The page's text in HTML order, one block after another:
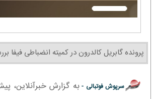
پرونده گابریل کالدرون در کمیته انضباطی فیفا
سرپوش فوتبالی -به گزارش خبرآنلاین،